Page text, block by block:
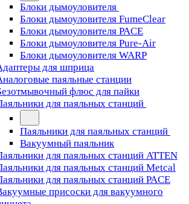
Блоки дымоуловителя
Блоки дымоуловителя FumeClear
Блоки дымоуловителя PACE
Блоки дымоуловителя Pure-Air
Блоки дымоуловителя WARP
для шприца
паяльные станции
флюс для пайки
для паяльных станций
Паяльники для паяльных станций
Вакуумный паяльник
для паяльных станций ATTEN
для паяльных станций Metcal
для паяльных станций PACE
присоски для вакуумного